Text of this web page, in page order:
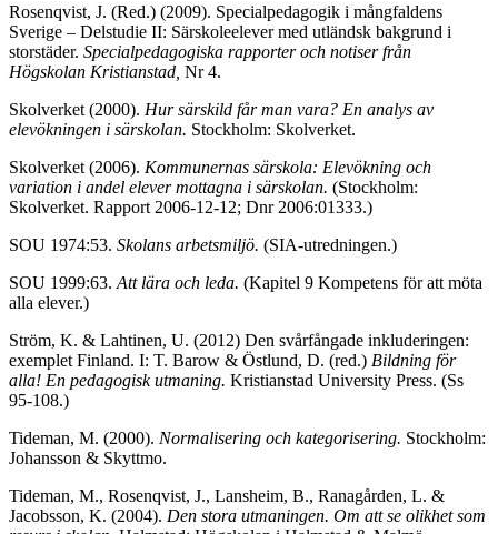
Rosenqvist, J. (Red.) (2009). Specialpedagogik i mångfaldens
Sverige – Delstudie II: Särskoleelever med utländsk bakgrund i
storstäder. Specialpedagogiska rapporter och notiser från
Högskolan Kristianstad, Nr 4.
Skolverket (2000). Hur särskild får man vara? En analys av
elevökningen i särskolan. Stockholm: Skolverket.
Skolverket (2006). Kommunernas särskola: Elevökning och
variation i andel elever mottagna i särskolan. (Stockholm:
Skolverket. Rapport 2006-12-12; Dnr 2006:01333.)
SOU 1974:53. Skolans arbetsmiljö. (SIA-utredningen.)
SOU 1999:63. Att lära och leda. (Kapitel 9 Kompetens för att möta
alla elever.)
Ström, K. & Lahtinen, U. (2012) Den svårfångade inkluderingen:
exemplet Finland. I: T. Barow & Östlund, D. (red.) Bildning för
alla! En pedagogisk utmaning. Kristianstad University Press. (Ss
95-108.)
Tideman, M. (2000). Normalisering och kategorisering. Stockholm:
Johansson & Skyttmo.
Tideman, M., Rosenqvist, J., Lansheim, B., Ranagården, L. &
Jacobsson, K. (2004). Den stora utmaningen. Om att se olikhet som